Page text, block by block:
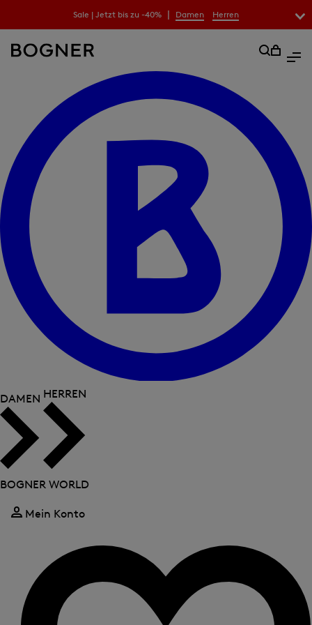
überspringenSale | Jetzt bis zu -40% | Damen Herren
DAMEN HERREN
BOGNER WORLD
Mein Konto